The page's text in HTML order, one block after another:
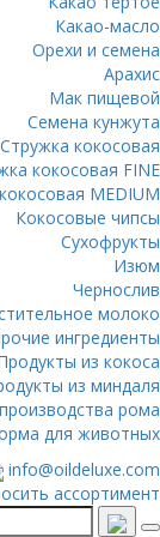
Какао-масло
Орехи и семена
Арахис
Мак пищевой
Семена кунжута
Стружка кокосовая
кокосовая FINE
MEDIUM
Кокосовые чипсы
Сухофрукты
Изюм
Чернослив
молоко
ингредиенты
из кокоса
из миндаля
рома
для животных
info@oildeluxe.com
ассортимент